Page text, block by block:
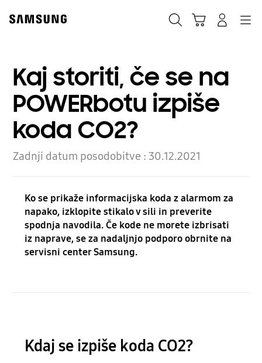
content
Kaj storiti, če se na
POWERbotu izpiše
koda CO2?
Zadnji datum posodobitve : 30.12.2021
Ko se prikaže informacijska koda z alarmom za
napako, izklopite stikalo v sili in preverite
spodnja navodila. Če kode ne morete izbrisati
iz naprave, se za nadaljnjo podporo obrnite na
servisni center Samsung.
Kdaj se izpiše koda CO2?